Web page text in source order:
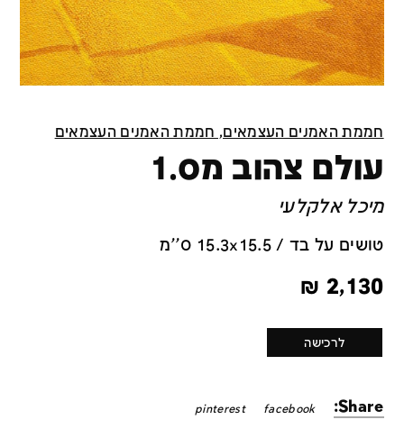
חממת האמנים העצמאים, חממת האמנים העצמאים
עולם צהוב מס.1
מיכל אלקלעי
טושים על בד / 15.3x15.5 ס''מ
2,130
₪
לרכישה
Share:
facebook
pinterest